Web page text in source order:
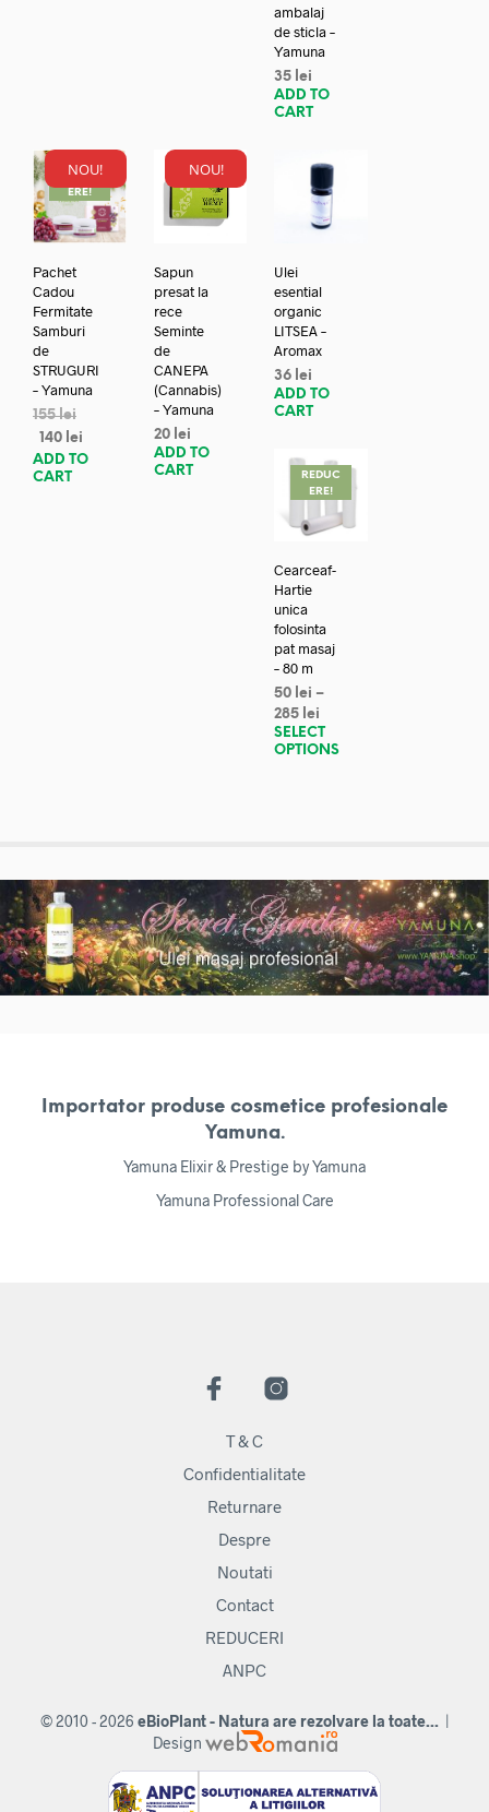
ambalaj
de sticla –
Yamuna
35 lei
ADD TO
CART
NOU!
REDUC
ERE!
Pachet
Cadou
Fermitate
Samburi
de
STRUGURI
– Yamuna
155lei
140 lei
ADD TO
CART
NOU!
Sapun
presat la
rece
Seminte
de
CANEPA
(Cannabis)
– Yamuna
20 lei
ADD TO
CART
Ulei
esential
organic
LITSEA –
Aromax
36 lei
ADD TO
CART
REDUC
ERE!
Cearceaf-
Hartie
unica
folosinta
pat masaj
– 80 m
50 lei –
285 lei
SELECT
OPTIONS
Importator produse cosmetice profesionale
Yamuna.
Yamuna Elixir & Prestige by Yamuna
Yamuna Professional Care
T & C
Confidentialitate
Returnare
Despre
Noutati
Contact
REDUCERI
ANPC
© 2010 - 2026 eBioPlant - Natura are rezolvare la toate... |
Design